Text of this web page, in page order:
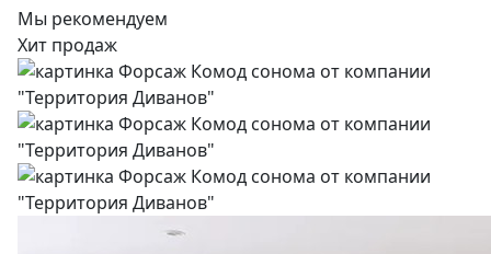
Мы рекомендуем
Хит продаж